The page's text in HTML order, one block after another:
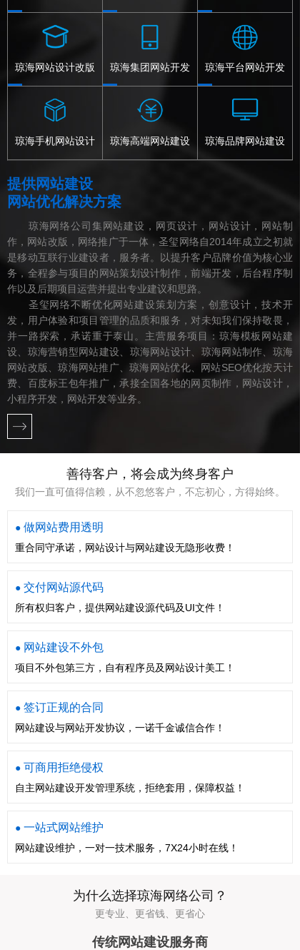
琼海网站设计改版 琼海集团网站开发 琼海平台网站开发
琼海手机网站设计 琼海高端网站建设 琼海品牌网站建设
提供网站建设
网站优化解决方案
琼海网络公司集网站建设，网页设计，网站设计，网站制
作，网站改版，网络推广于一体，圣玺网络自2014年成立之初就
是移动互联行业建设者，服务者。以提升客户品牌价值为核心业
务，全程参与项目的网站策划设计制作，前端开发，后台程序制
作以及后期项目运营并提出专业建议和思路。
圣玺网络不断优化网站建设策划方案，创意设计，技术开
发，用户体验和项目管理的品质和服务，对未知我们保持敬畏，
并一路探索，承诺重于泰山。主营服务项目：琼海模板网站建
设、琼海营销型网站建设、琼海网站设计、琼海网站制作、琼海
网站改版、琼海网站推广、琼海网站优化、网站SEO优化按天计
费、百度标王包年推广，承接全国各地的网页制作，网站设计，
小程序开发，网站开发等业务。
善待客户，将会成为终身客户
我们一直可值得信赖，从不忽悠客户，不忘初心，方得始终。
● 做网站费用透明
重合同守承诺，网站设计与网站建设无隐形收费！
● 交付网站源代码
所有权归客户，提供网站建设源代码及UI文件！
● 网站建设不外包
项目不外包第三方，自有程序员及网站设计美工！
● 签订正规的合同
网站建设与网站开发协议，一诺千金诚信合作！
● 可商用拒绝侵权
自主网站建设开发管理系统，拒绝套用，保障权益！
● 一站式网站维护
网站建设维护，一对一技术服务，7X24小时在线！
为什么选择琼海网络公司？
更专业、更省钱、更省心
传统网站建设服务商